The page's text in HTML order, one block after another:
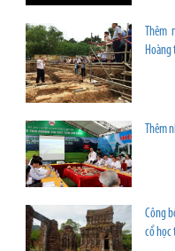
Hoàng
Công
cổ học